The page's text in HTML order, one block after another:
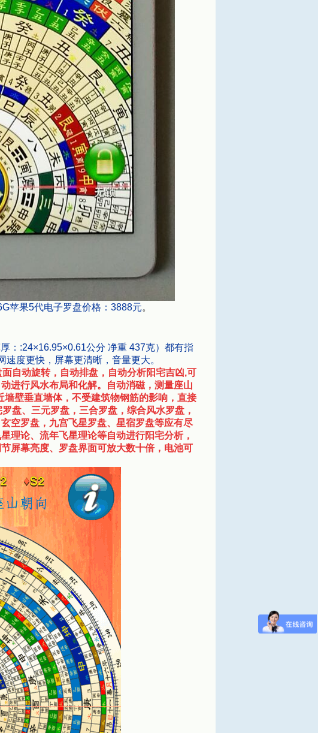
苹果5代电子罗盘价格：3888元。
：:24×16.95×0.61公分 净重 437克）都有指
度更快，屏幕更清晰，音量更大。
自动旋转，自动排盘，自动分析阳宅吉凶,可
进行风水布局和化解。自动消磁，测量座山
壁垂直墙体，不受建筑物钢筋的影响，直接
盘、三元罗盘，三合罗盘，综合风水罗盘，
空罗盘，九宫飞星罗盘、星宿罗盘等应有尽
理论、流年飞星理论等自动进行阳宅分析，
屏幕亮度、罗盘界面可放大数十倍，电池可